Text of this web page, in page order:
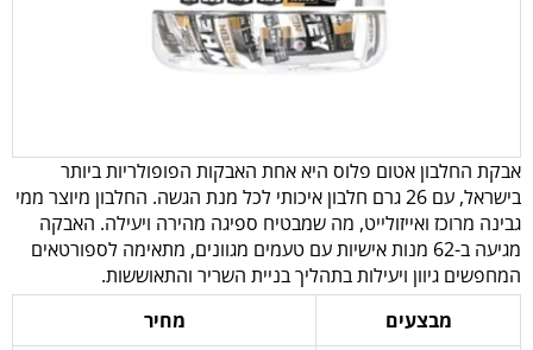
אבקת החלבון אטום פלוס היא אחת האבקות הפופולריות ביותר
בישראל, עם 26 גרם חלבון איכותי לכל מנת הגשה. החלבון מיוצר ממי
גבינה מרוכז ואייזולייט, מה שמבטיח ספיגה מהירה ויעילה. האבקה
מגיעה ב-62 מנות אישיות עם טעמים מגוונים, מתאימה לספורטאים
המחפשים גיוון ויעילות בתהליך בניית השריר והתאוששות.
מבצעים
מחיר